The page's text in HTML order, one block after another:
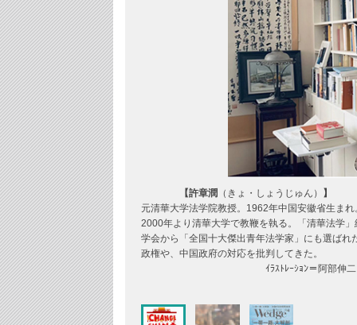
【許章潤 （きょ・しょうじゅん）
】
元清華大学法学院教授。1962年中国安徽省生ま
2000年より清華大学で教鞭を執る。「清華法学
学会から「全国十大傑出青年法学家」にも選ば
政権や、中国政府の対応を批判してきた。
ｲﾗｽﾄﾚｰｼｮﾝ＝阿部伸二